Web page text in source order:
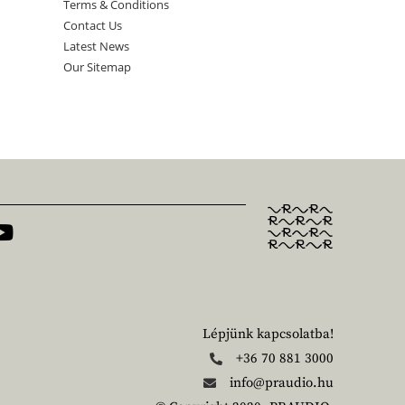
Terms & Conditions
Contact Us
Latest News
Our Sitemap
Lépjünk kapcsolatba!
+36 70 881 3000
info@praudio.hu